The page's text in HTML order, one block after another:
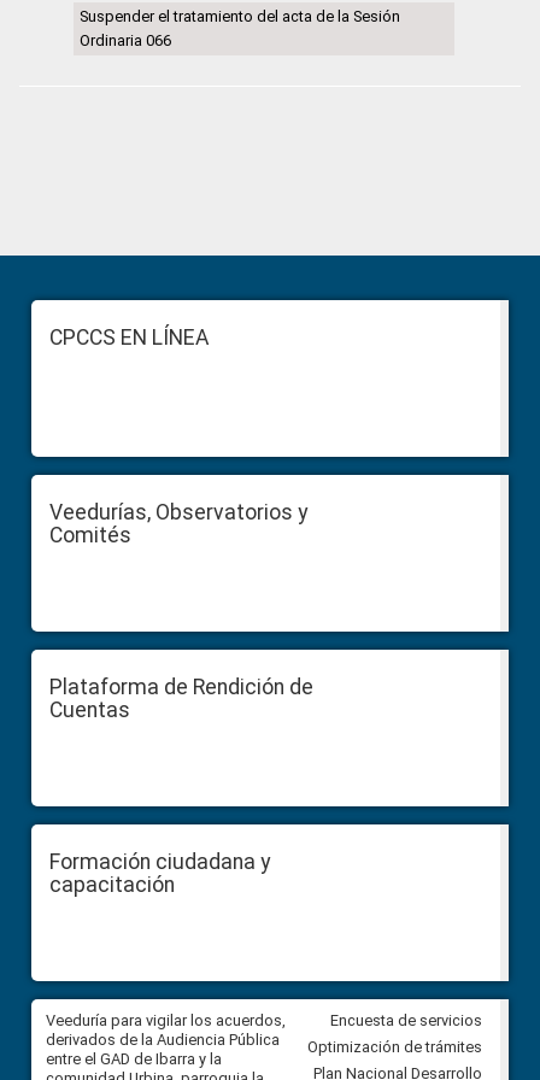
Suspender el tratamiento del acta de la Sesión
Ordinaria 066
Sidebar
FooterCPCCS EN LÍNEA
Veedurías, Observatorios y
Comités
Plataforma de Rendición de
Cuentas
Formación ciudadana y
capacitación
Veeduría para vigilar los acuerdos,
derivados de la Audiencia Pública
entre el GAD de Ibarra y la
CPCCS convoca a Veeduría
Ciudadana para vigilar el
Encuesta de servicios
Optimización de trámites
Plan Nacional Desarrollo